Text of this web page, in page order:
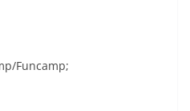
Funcamp;